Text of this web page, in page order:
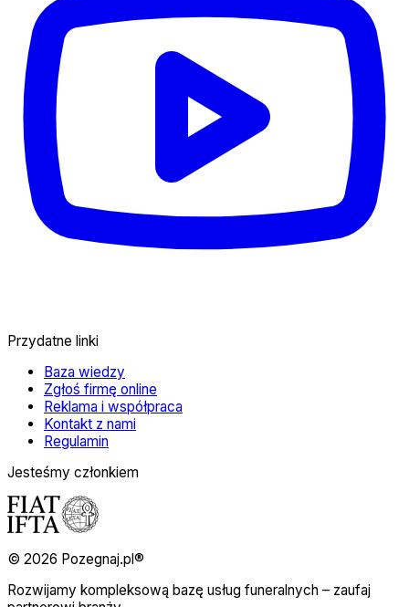
Przydatne linki
Baza wiedzy
Zgłoś firmę online
Reklama i współpraca
Kontakt z nami
Regulamin
Jesteśmy członkiem
© 2026 Pozegnaj.pl®
Rozwijamy kompleksową bazę usług funeralnych – zaufaj